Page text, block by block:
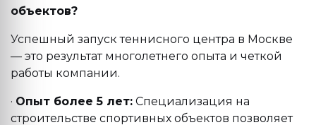
объектов?
Успешный запуск теннисного центра в Москве
— это результат многолетнего опыта и четкой
работы компании.
· Опыт более 5 лет: Специализация на
строительстве спортивных объектов позволяет